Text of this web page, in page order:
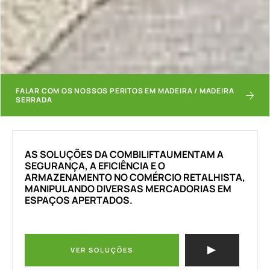
FALAR COM OS NOSSOS PERITOS EM MADEIRA / MADEIRA
SERRADA
AS SOLUÇÕES DA COMBILIFTAUMENTAM A
SEGURANÇA, A EFICIÊNCIA E O
ARMAZENAMENTO NO COMÉRCIO RETALHISTA,
MANIPULANDO DIVERSAS MERCADORIAS EM
ESPAÇOS APERTADOS.
VER SOLUÇÕES